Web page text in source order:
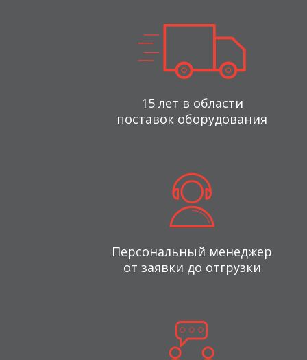
15 лет в области
поставок оборудования
Персональный менеджер
от заявки до отгрузки